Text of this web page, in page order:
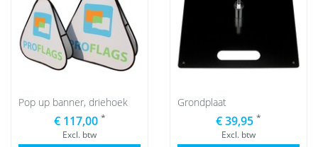
Pop up banner, driehoek
€ 117,00 *
Excl. btw
Grondplaat
€ 39,95 *
Excl. btw